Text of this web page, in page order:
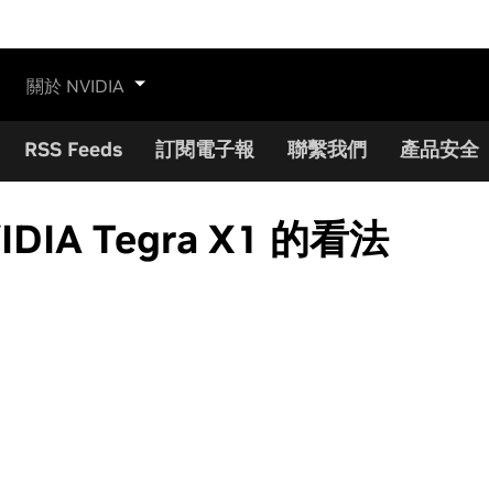
關於 NVIDIA
RSS Feeds 訂閱電子報 聯繫我們 產品安全
Tegra X1 的看法